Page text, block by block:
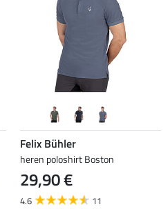
Felix Bühler
heren poloshirt Boston
29,90 €
4.6 11